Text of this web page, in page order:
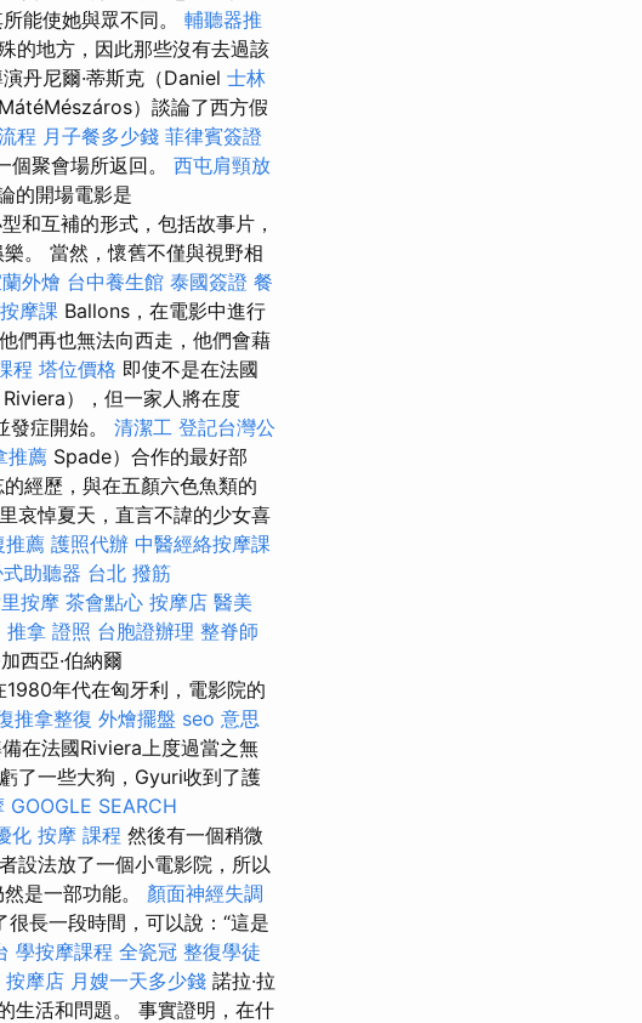
能使她與眾不同。 輔聽器推
的地方，因此那些沒有去過該
丹尼爾·蒂斯克（Daniel 士林
）談論了西方假
程 月子餐多少錢 菲律賓簽證
個聚會場所返回。 西屯肩頸放
的開場電影是
和互補的形式，包括故事片，
。 當然，懷舊不僅與視野相
外燴 台中養生館 泰國簽證 餐
按摩課 Ballons，在電影中進行
們再也無法向西走，他們會藉
程 塔位價格 即使不是在法國
Riviera），但一家人將在度
症開始。 清潔工 登記台灣公
推薦 Spade）合作的最好部
經歷，與在五顏六色魚類的
哀悼夏天，直言不諱的少女喜
推薦 護照代辦 中醫經絡按摩課
助聽器 台北 撥筋
按摩 茶會點心 按摩店 醫美
推拿 證照 台胞證辦理 整脊師
西亞·伯納爾
年代在匈牙利，電影院的
推拿整復 外燴擺盤 seo 意思
在法國Riviera上度過當之無
了一些大狗，Gyuri收到了護
GOOGLE SEARCH
化 按摩 課程 然後有一個稍微
設法放了一個小電影院，所以
是一部功能。 顏面神經失調
很長一段時間，可以說：“這是
學按摩課程 全瓷冠 整復學徒
按摩店 月嫂一天多少錢 諾拉·拉
生活和問題。 事實證明，在什